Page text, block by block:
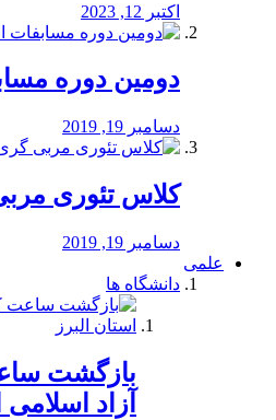
اکتبر 12, 2023
دومین دوره
دسامبر 19, 2019
کلاس تئوری مربی
دسامبر 19, 2019
علمی
دانشگاه ها
بازگشت
آزاد اسلامی